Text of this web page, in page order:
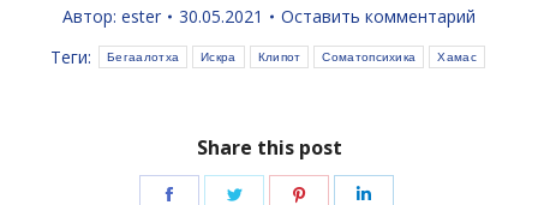
Автор: ester 30.05.2021
Оставить комментарий
Теги:
Бегаалотха Искра Клипот Соматопсихика Хамас
Share this post
ПоделитьсяПоделитьсяПоделиться